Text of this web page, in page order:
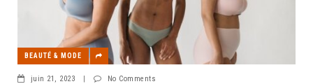
BEAUTÉ & MODE
juin 21, 2023 | No Comments